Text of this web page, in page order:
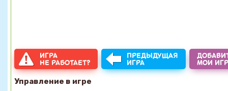
ИГРА
НЕ РАБОТАЕТ?
ПРЕДЫДУЩАЯ
ИГРА
МОИ
Управление в игре